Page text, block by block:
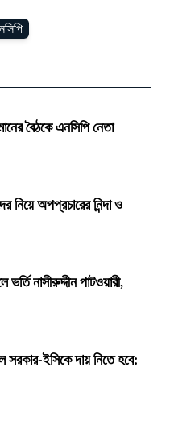
বৈঠকে এনসিপি নেতা
নিয়ে অপপ্রচারের নিন্দা ও
নাসীরুদ্দীন পাটওয়ারী,
সরকার-ইসিকে দায় নিতে হবে: